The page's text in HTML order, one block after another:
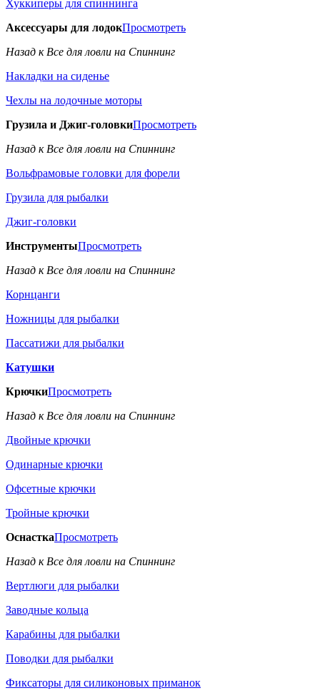
Хуккиперы для спиннинга
Аксессуары для лодокПросмотреть
Назад к Все для ловли на Спиннинг
Накладки на сиденье
Чехлы на лодочные моторы
Грузила и Джиг-головкиПросмотреть
Назад к Все для ловли на Спиннинг
Вольфрамовые головки для форели
Грузила для рыбалки
Джиг-головки
ИнструментыПросмотреть
Назад к Все для ловли на Спиннинг
Корнцанги
Ножницы для рыбалки
Пассатижи для рыбалки
Катушки
КрючкиПросмотреть
Назад к Все для ловли на Спиннинг
Двойные крючки
Одинарные крючки
Офсетные крючки
Тройные крючки
ОснасткаПросмотреть
Назад к Все для ловли на Спиннинг
Вертлюги для рыбалки
Заводные кольца
Карабины для рыбалки
Поводки для рыбалки
Фиксаторы для силиконовых приманок